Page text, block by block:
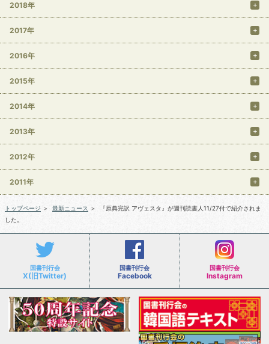
2018年
2017年
2016年
2015年
2014年
2013年
2012年
2011年
トップページ ＞ 最新ニュース ＞
『原典完訳 アヴェスタ』が週刊読書人11/27付で紹介されま
した。
国書刊行会
X(旧Twitter)
国書刊行会
Facebook
国書刊行会
Instagram